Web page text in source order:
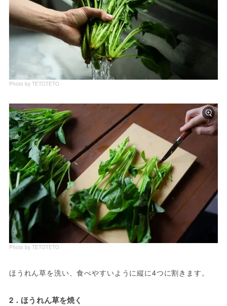
Photo by TETOTETO
Photo by TETOTETO
ほうれん草を洗い、食べやすいように縦に4つに割きます。
2．ほうれん草を焼く